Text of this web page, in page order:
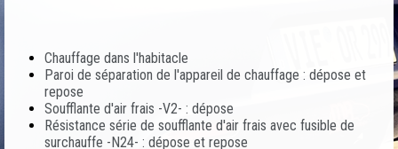
Chauffage dans l'habitacle
Paroi de séparation de l'appareil de chauffage : dépose et
repose
Soufflante d'air frais -V2- : dépose
Résistance série de soufflante d'air frais avec fusible de
surchauffe -N24- : dépose et repose